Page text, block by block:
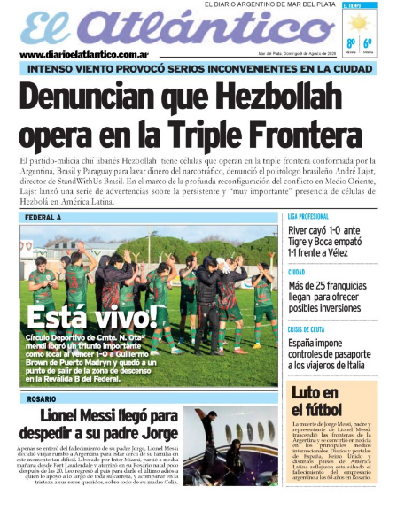
comerciantes consultados indicó que su situación
empeoró respecto al año anterior, contra un 41,3% que
la considera estable y solo un 6,3% que registra mejoría.
El 87,3% de los comerciantes considera que el contexto
actual no es propicio para invertir, la proporción más
alta relevada en lo que va del año.
En cuanto a las utilidades, solo el 15,9% las califica
como buenas, mientras que el 28,6% las califica como
malas y el 6,3% como pésimas.
Comparado con junio, el mes registró una variación
positiva del 1,2%, una lectura de corto plazo influida
por la estacionalidad del receso invernal que no
modifica el diagnóstico de fondo. UCIP monitorea
mensualmente la actividad del comercio minorista
marplatense a través del DESE y pone estos resultados a
disposición de los actores públicos y privados con un
objetivo concreto: que las decisiones de política
económica estén informadas por la realidad del sector
que genera empleo formal, paga sus obligaciones y
sostiene la actividad comercial de Mar del Pata
."Necesitamos la recomposición el poder adquisitivo y el